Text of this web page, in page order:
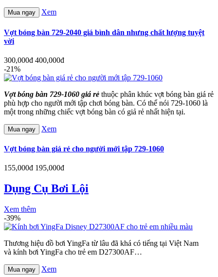
Mua ngay Xem
Vợt bóng bàn 729-2040 giá bình dân nhưng chất lượng tuyệt
vời
300,000đ 400,000đ
-21%
Vợt bóng bàn 729-1060 giá rẻ thuộc phân khúc vợt bóng bàn giá rẻ
phù hợp cho người mới tập chơi bóng bàn. Có thể nói 729-1060 là
một trong những chiếc vợt bóng bàn có giả rẻ nhất hiện tại.
Mua ngay Xem
Vợt bóng bàn giá rẻ cho người mới tập 729-1060
155,000đ 195,000đ
Dụng Cụ Bơi Lội
Xem thêm
-39%
Thương hiệu đồ bơi YingFa từ lâu đã khá có tiếng tại Việt Nam
và kính bơi YingFa cho trẻ em D27300AF…
Mua ngay Xem